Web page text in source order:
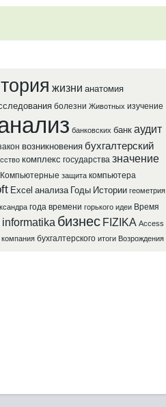
жизни анатомия
болезни Животных изучение
банковских банк аудит
возникновения бухгалтерский
комплекс государства значение
Компьютерные защита компьютера
Excel анализа Годы Истории геометрия
года времени горького идеи Время
informatika бизнес FIZIKA Access
компания бухгалтерского итоги Возрождения